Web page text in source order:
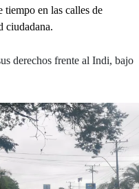
tiempo en las calles de
ciudadana.
derechos frente al Indi, bajo